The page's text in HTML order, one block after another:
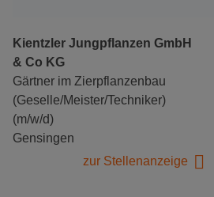
Kientzler Jungpflanzen GmbH
& Co KG
Gärtner im Zierpflanzenbau
(Geselle/Meister/Techniker)
(m/w/d)
Gensingen
zur Stellenanzeige